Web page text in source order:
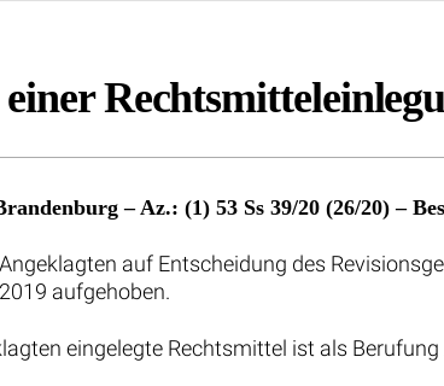
– Az.: (1) 53 Ss 39/20 (26/20) –
auf Entscheidung des
aufgehoben.
eingelegte Rechtsmittel ist als Berufung